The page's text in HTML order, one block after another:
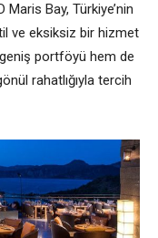
Maris Bay, Türkiye’nin
ve eksiksiz bir hizmet
portföyü hem de
rahatlığıyla tercih